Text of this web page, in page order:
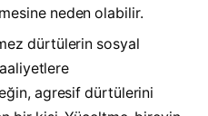
neden olabilir.
dürtülerin sosyal
agresif dürtülerini